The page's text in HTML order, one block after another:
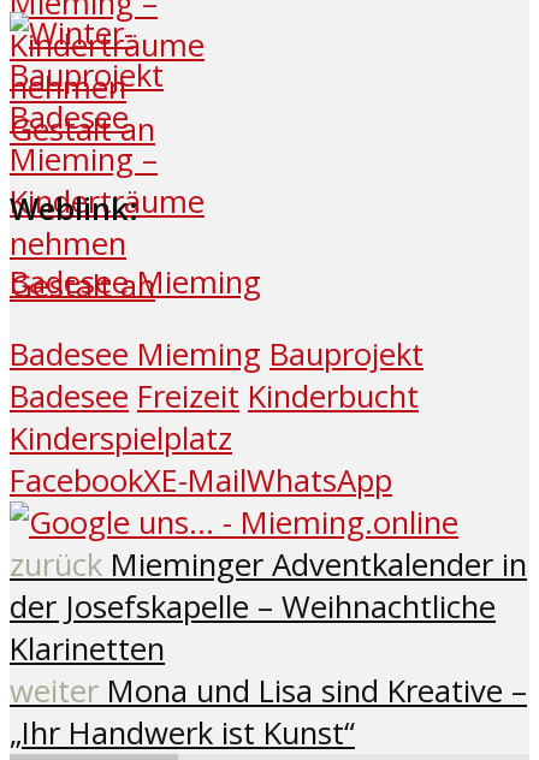
Weblink:
Badesee Mieming
Badesee Mieming Bauprojekt
Badesee Freizeit Kinderbucht
Kinderspielplatz
FacebookXE-MailWhatsApp
zurück Mieminger Adventkalender in
der Josefskapelle – Weihnachtliche
Klarinetten
weiter Mona und Lisa sind Kreative –
„Ihr Handwerk ist Kunst“